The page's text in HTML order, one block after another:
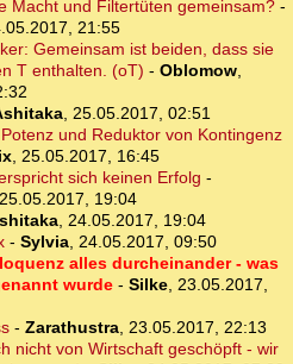
Macht und Filtertüten gemeinsam?-
21:55
Gemeinsam ist beiden, dass sie
T enthalten. (oT) - Oblomow,
, 25.05.2017, 02:51
und Reduktor von Kontingenz
, 25.05.2017, 16:45
sich keinen Erfolg -
25.05.2017, 19:04
, 24.05.2017, 19:04
- Sylvia, 24.05.2017, 09:50
alles durcheinander - was
wurde - Silke, 23.05.2017,
- Zarathustra, 23.05.2017, 22:13
nicht von Wirtschaft geschöpft - wir